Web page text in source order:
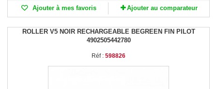
Ajouter à mes favoris Ajouter au comparateur
ROLLER V5 NOIR RECHARGEABLE BEGREEN FIN PILOT
4902505442780
Réf : 598826